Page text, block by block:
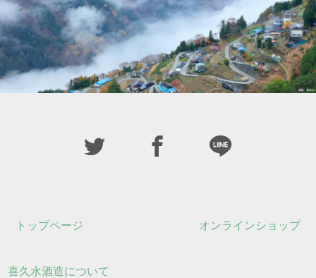
トップページ オンラインショップ
喜久水酒造について